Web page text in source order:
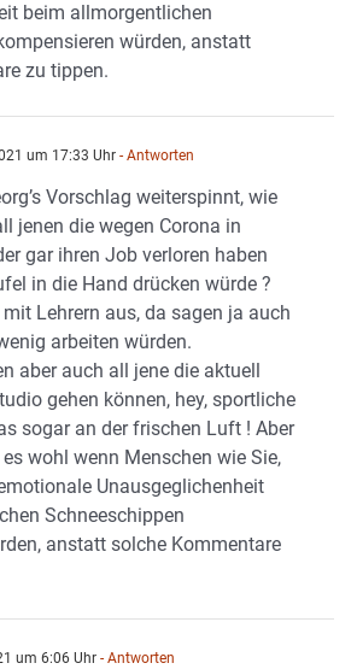
beim allmorgentlichen
würden, anstatt
zu tippen.
um 17:33 Uhr - Antworten
Vorschlag weiterspinnt, wie
jenen die wegen Corona in
gar ihren Job verloren haben
in die Hand drücken würde ?
mit Lehrern aus, da sagen ja auch
arbeiten würden.
aber auch all jene die aktuell
gehen können, hey, sportliche
sogar an der frischen Luft ! Aber
wohl wenn Menschen wie Sie,
Unausgeglichenheit
Schneeschippen
anstatt solche Kommentare
um 6:06 Uhr - Antworten